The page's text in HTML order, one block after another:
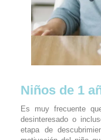
Niños de 1
Es muy frecuente
desinteresado o
etapa de